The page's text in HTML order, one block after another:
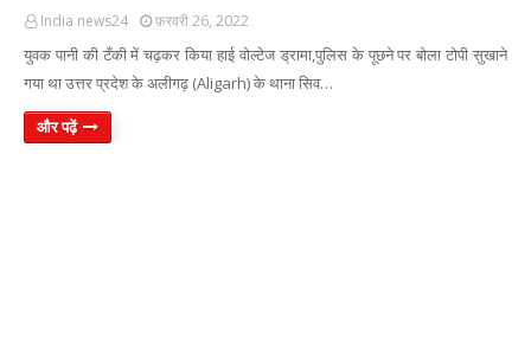
India news24 फ़रवरी 26, 2022
युवक पानी की टँकी में चढ़कर किया हाई वोल्टेज ड्रामा,पुलिस के पूछने पर बोला टोपी सुखाने
गया था उत्तर प्रदेश के अलीगढ़ (Aligarh) के थाना सिव…
और पढ़ें